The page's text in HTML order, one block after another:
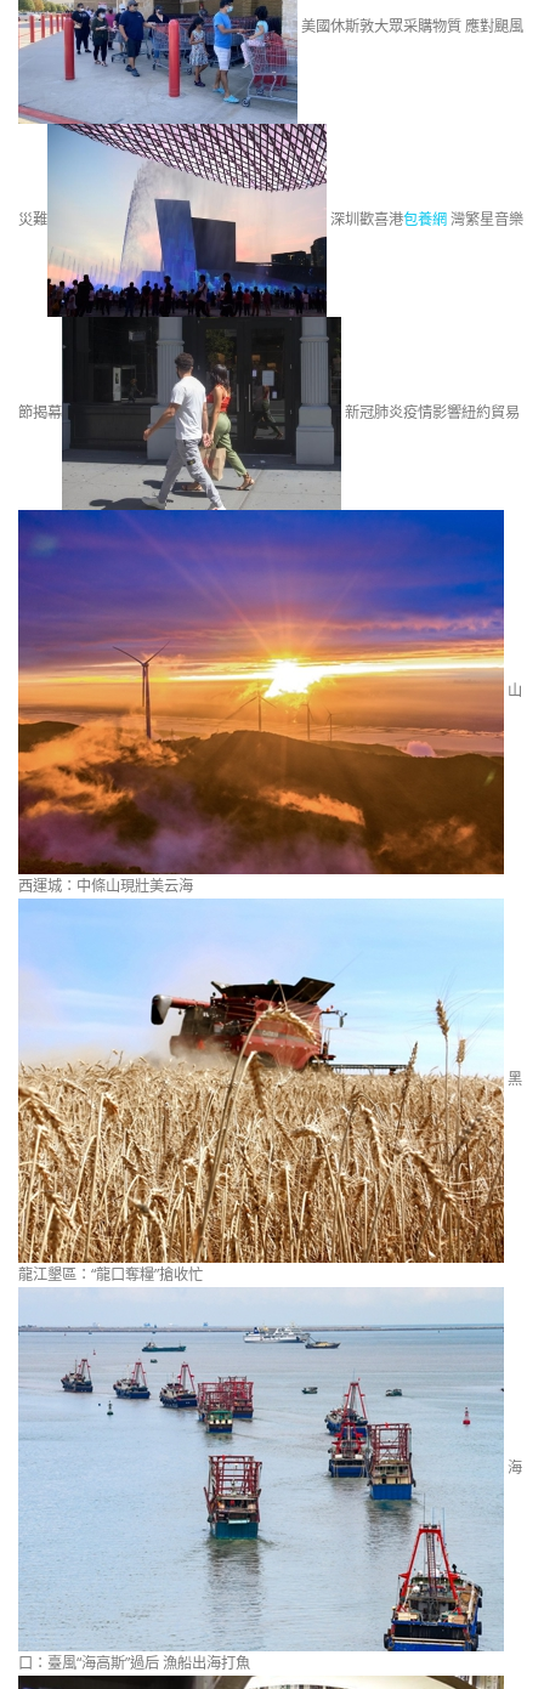
美國休斯敦大眾采購物質 應對颶風
災難 深圳歡喜港包養網灣繁星音樂
節揭幕 新冠肺炎疫情影響紐約貿易
山
西運城：中條山現壯美云海
黑
龍江墾區：“龍口奪糧”搶收忙
海
口：臺風“海高斯”過后 漁船出海打魚